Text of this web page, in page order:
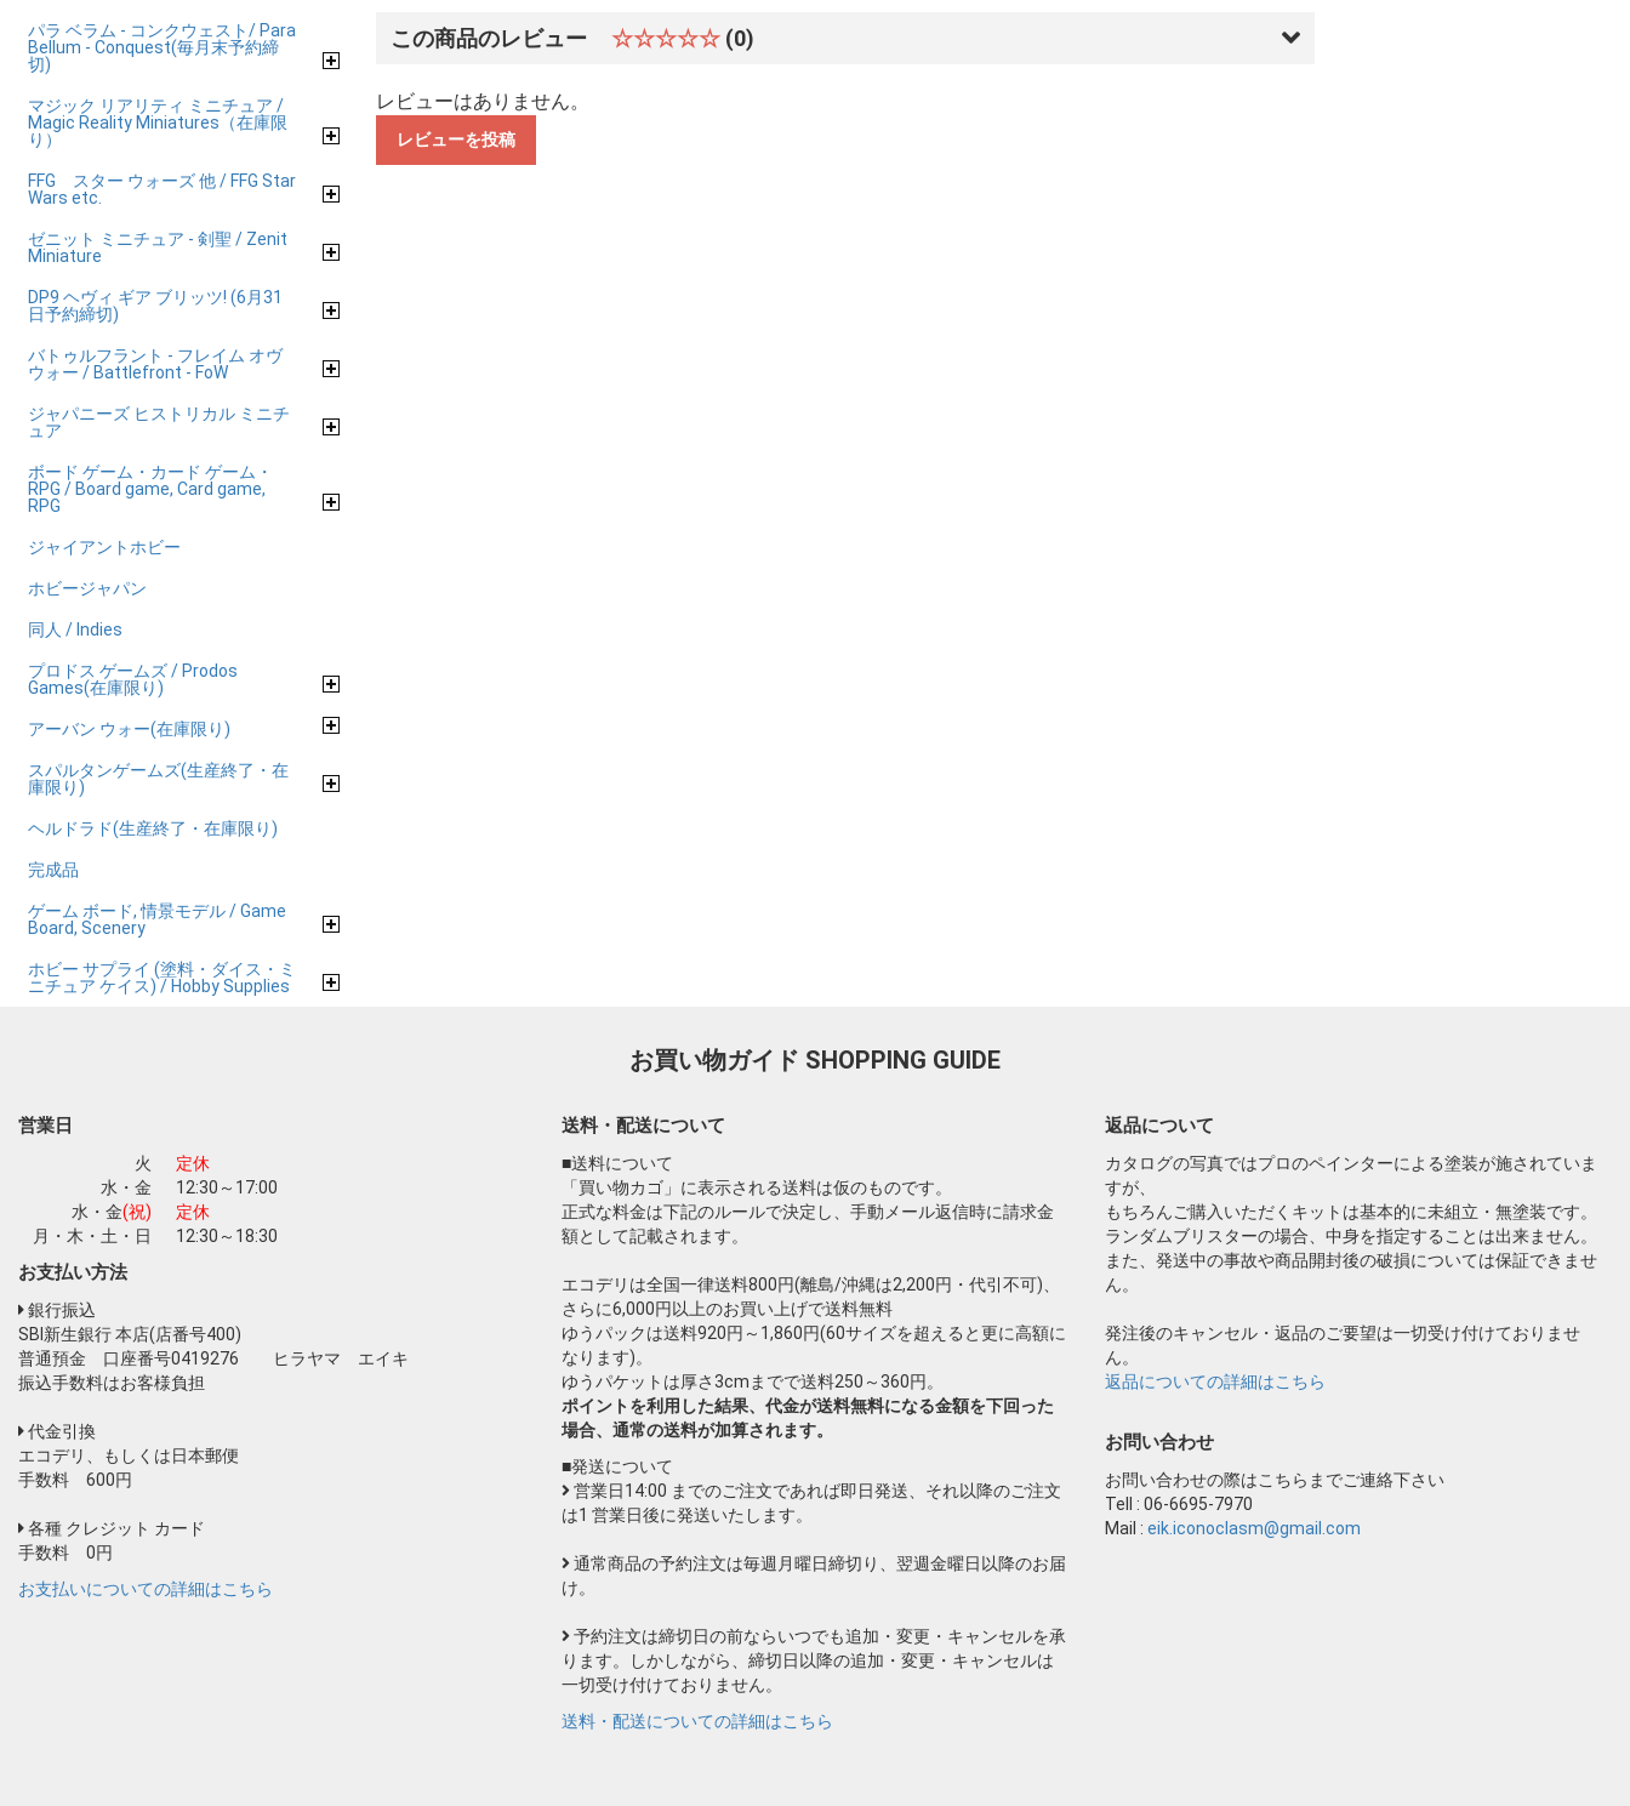
パラ ベラム - コンクウェスト/ Para
Bellum - Conquest(毎月末予約締
切)
マジック リアリティ ミニチュア /
Magic Reality Miniatures（在庫限
り）
FFG スター ウォーズ 他 / FFG Star
Wars etc.
ゼニット ミニチュア - 剣聖 / Zenit
Miniature
DP9 ヘヴィ ギア ブリッツ! (6月31
日予約締切)
バトゥルフラント - フレイム オヴ
ウォー / Battlefront - FoW
ジャパニーズ ヒストリカル ミニチ
ュア
ボード ゲーム・カード ゲーム・
RPG / Board game, Card game,
RPG
ジャイアントホビー
ホビージャパン
同人 / Indies
プロドス ゲームズ / Prodos
Games(在庫限り)
アーバン ウォー(在庫限り)
スパルタンゲームズ(生産終了・在
庫限り)
ヘルドラド(生産終了・在庫限り)
完成品
ゲーム ボード, 情景モデル / Game
Board, Scenery
ホビー サプライ (塗料・ダイス・ミ
ニチュア ケイス) / Hobby Supplies
この商品のレビュー ☆☆☆☆☆ (0)
レビューはありません。
レビューを投稿
お買い物ガイド SHOPPING GUIDE
営業日
火
定休
水・金
12:30～17:00
水・金(祝)
定休
月・木・土・日
12:30～18:30
お支払い方法
銀行振込
SBI新生銀行 本店(店番号400)
普通預金 口座番号0419276 ヒラヤマ エイキ
振込手数料はお客様負担
代金引換
エコデリ、もしくは日本郵便
手数料 600円
各種 クレジット カード
手数料 0円
お支払いについての詳細はこちら
送料・配送について
■送料について
「買い物カゴ」に表示される送料は仮のものです。
正式な料金は下記のルールで決定し、手動メール返信時に請求金
額として記載されます。
エコデリは全国一律送料800円(離島/沖縄は2,200円・代引不可)、
さらに6,000円以上のお買い上げで送料無料
ゆうパックは送料920円～1,860円(60サイズを超えると更に高額に
なります)。
ゆうパケットは厚さ3cmまでで送料250～360円。
ポイントを利用した結果、代金が送料無料になる金額を下回った
場合、通常の送料が加算されます。
■発送について
営業日14:00 までのご注文であれば即日発送、それ以降のご注文
は1 営業日後に発送いたします。
通常商品の予約注文は毎週月曜日締切り、翌週金曜日以降のお届
け。
予約注文は締切日の前ならいつでも追加・変更・キャンセルを承
ります。しかしながら、締切日以降の追加・変更・キャンセルは
一切受け付けておりません。
送料・配送についての詳細はこちら
返品について
カタログの写真ではプロのペインターによる塗装が施されていま
すが、
もちろんご購入いただくキットは基本的に未組立・無塗装です。
ランダムブリスターの場合、中身を指定することは出来ません。
また、発送中の事故や商品開封後の破損については保証できませ
ん。
発注後のキャンセル・返品のご要望は一切受け付けておりませ
ん。
返品についての詳細はこちら
お問い合わせ
お問い合わせの際はこちらまでご連絡下さい
Tell : 06-6695-7970
Mail : eik.iconoclasm@gmail.com